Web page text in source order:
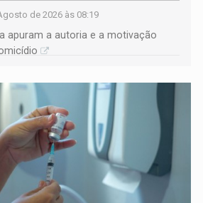
de 2026 às 08:19
apuram a autoria e a motivação